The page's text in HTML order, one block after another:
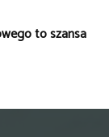
to szansa